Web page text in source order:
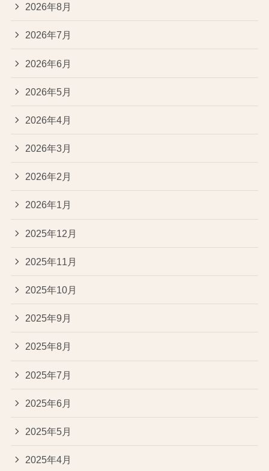
2026年8月
2026年7月
2026年6月
2026年5月
2026年4月
2026年3月
2026年2月
2026年1月
2025年12月
2025年11月
2025年10月
2025年9月
2025年8月
2025年7月
2025年6月
2025年5月
2025年4月